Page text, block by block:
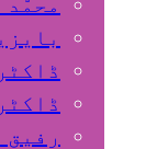
رفیق